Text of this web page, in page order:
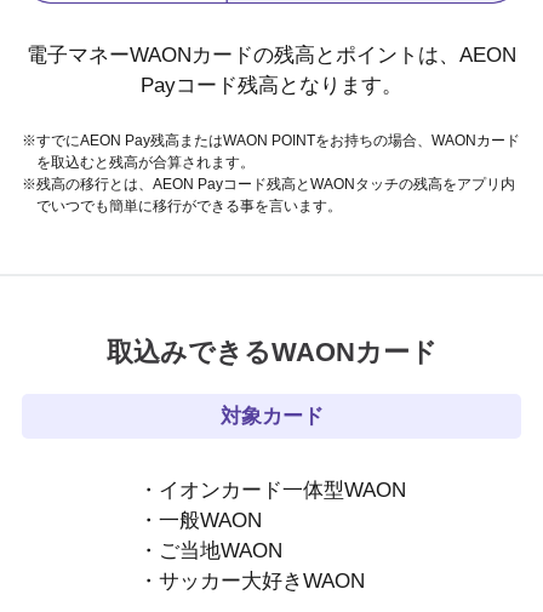
電子マネーWAONカードの残高とポイントは、AEON
Payコード残高となります。
※すでにAEON Pay残高またはWAON POINTをお持ちの場合、WAONカード
を取込むと残高が合算されます。
※残高の移行とは、AEON Payコード残高とWAONタッチの残高をアプリ内
でいつでも簡単に移行ができる事を言います。
取込みできるWAONカード
対象カード
・イオンカード一体型WAON
・一般WAON
・ご当地WAON
・サッカー大好きWAON